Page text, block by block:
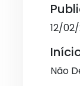
12/
Não